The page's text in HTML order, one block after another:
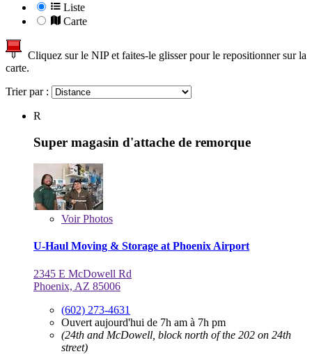
Liste
Carte
Cliquez sur le NIP et faites-le glisser pour le repositionner sur la
carte.
Trier par :
R
Super magasin d'attache de remorque
VoirPhotos
U-Haul Moving & Storage at Phoenix Airport
2345 E McDowell Rd
Phoenix, AZ 85006
(602) 273-4631
Ouvert aujourd'hui de 7h am à 7h pm
(24th and McDowell, block north of the 202 on 24th
street)